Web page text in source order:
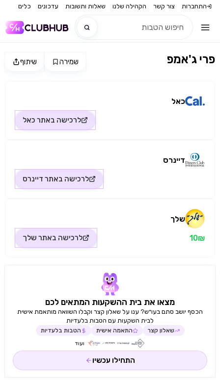
התחברות צור קשר הקהילה שלנו שאלות ותשובות עדכונים כלים
שיתוף שמירה פרי ג'אמפ
כאל
לרכישה באתר כאל
דיינרס
לרכישה באתר דיינרס
שלך
10₪ לרכישה באתר שלך
מצאו את בית ההשקעות המתאים לכם
הכסף יושב סתם בעו״ש? ענו על שאלון קצר וקבלו השוואה מותאמת אישית
לבית השקעות עם הטבות בלעדיות
שאלון קצר התאמה אישית הטבות בלעדיות
ועוד
התחילו עכשיו